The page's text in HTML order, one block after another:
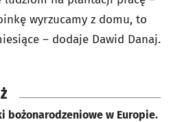
wyrzucamy z domu, to
– dodaje Dawid Danaj.
bożonarodzeniowe w Europie.